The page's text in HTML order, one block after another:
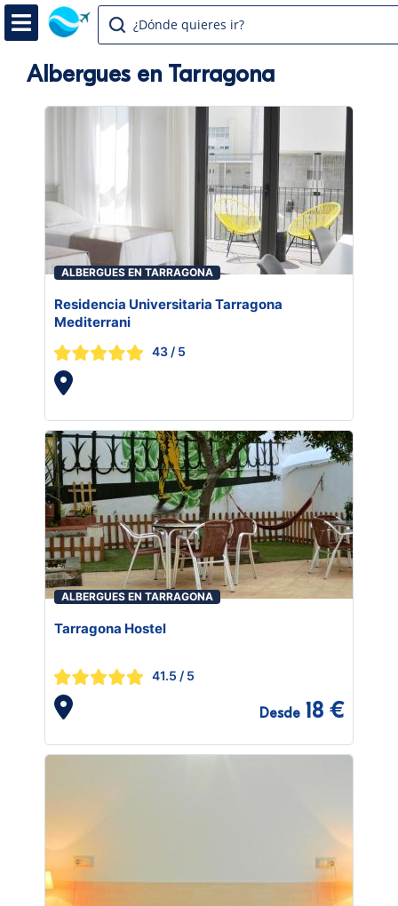
¿Dónde quieres ir?
Albergues en Tarragona
ALBERGUES EN TARRAGONA
Residencia Universitaria Tarragona
Mediterrani
43 / 5
ALBERGUES EN TARRAGONA
Tarragona Hostel
41.5 / 5
Desde 18 €